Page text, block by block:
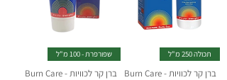
תכולה 250 מ"ל
ברן קר לכוויות - Burn Care
שפורפרת - 100 מ"ל
ברן קר לכוויות - Burn Care